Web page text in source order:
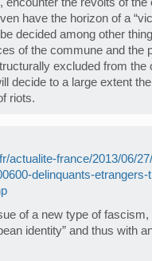
have the horizon of a
decided among other
of the commune and the
excluded from the
decide to a large extent
riots.
actualite-france/2013/06/
delinquants-
of a new type of
identity” and thus with